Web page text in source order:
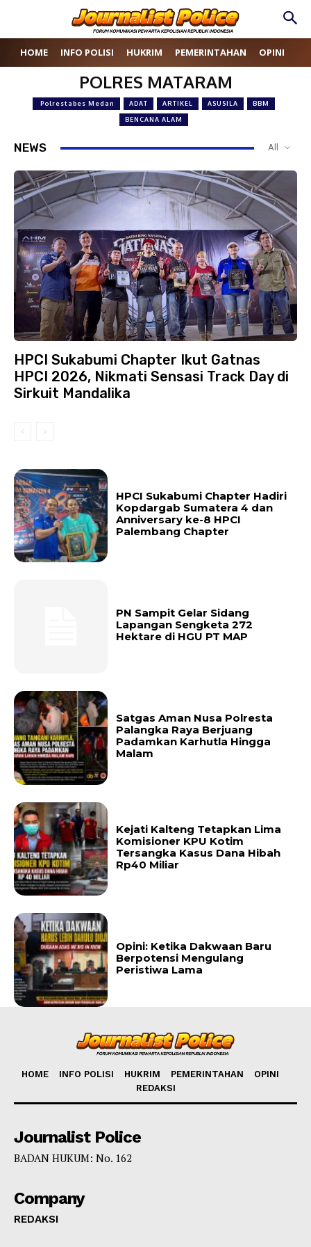
HOME INFO POLISI HUKRIM PEMERINTAHAN OPINI
POLRES MATARAM
Polrestabes Medan ADAT ARTIKEL ASUSILA BBM
BENCANA ALAM
NEWS All
HPCI Sukabumi Chapter Ikut Gatnas
HPCI 2026, Nikmati Sensasi Track Day di
Sirkuit Mandalika
HPCI Sukabumi Chapter Hadiri
Kopdargab Sumatera 4 dan
Anniversary ke-8 HPCI
Palembang Chapter
PN Sampit Gelar Sidang
Lapangan Sengketa 272
Hektare di HGU PT MAP
Satgas Aman Nusa Polresta
Palangka Raya Berjuang
Padamkan Karhutla Hingga
Malam
Kejati Kalteng Tetapkan Lima
Komisioner KPU Kotim
Tersangka Kasus Dana Hibah
Rp40 Miliar
Opini: Ketika Dakwaan Baru
Berpotensi Mengulang
Peristiwa Lama
HOME INFO POLISI HUKRIM PEMERINTAHAN
OPINI
REDAKSI
Journalist Police
BADAN HUKUM: No. 162
Company
REDAKSI